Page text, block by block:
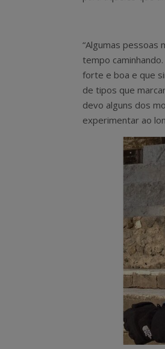
“Algumas pessoas
tempo
forte e boa e que
de tipos que
devo alguns dos
experimentar ao